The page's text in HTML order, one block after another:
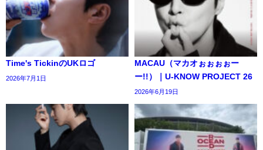
Time's TickinのUKロゴ
2026年7月1日
MACAU（マカオぉぉぉぉー
ー!!）｜U-KNOW PROJECT 26
2026年6月19日